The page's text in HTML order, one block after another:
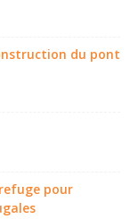
du pont
pour